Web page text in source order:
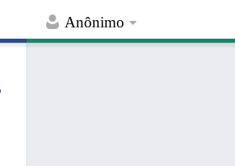
Anônimo